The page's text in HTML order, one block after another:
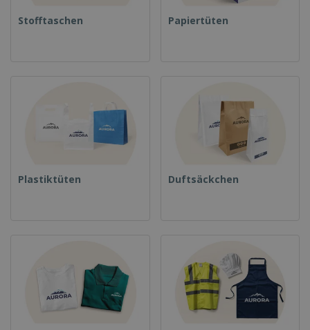
Stofftaschen Papiertüten
Plastiktüten Duftsäckchen